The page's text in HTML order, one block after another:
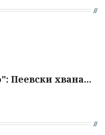
Пеевски хвана...